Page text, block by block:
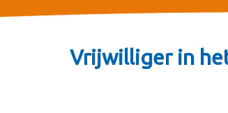
Vrijwilliger in